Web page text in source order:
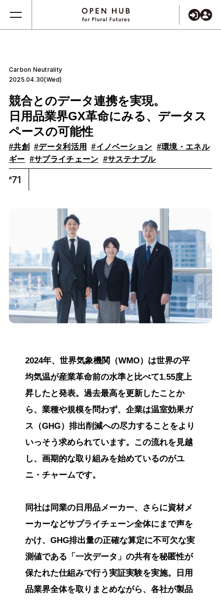
Carbon Neutrality
2025.04.30(Wed)
競合とのデータ連携を実現。
日用品業界GX革命にみる、データス
ペースの可能性
#共創 #データ利活用 #イノベーション #環境・エネル
ギー #サプライチェーン #サステナブル
#71
2024年、世界気象機関（WMO）は世界の平
均気温が産業革命前の水準と比べて1.55度上
昇したと発表。過去最高を更新したことか
ら、業種や規模を問わず、企業は温室効果ガ
ス（GHG）排出削減への尽力することをより
いっそう求められています。この流れを見越
し、画期的な取り組みを始めているのがユ
ニ・チャームです。
同社は同業の日用品メーカー、さらに資材メ
ーカーなどサプライチェーン全体にまで声を
かけ、GHG排出量の正確な算定に不可欠な実
測値である「一次データ」の共有を秘匿性が
保たれた仕組みで行う実証実験を実施。日用
品業界全体を取りまとめながら、各社が製品